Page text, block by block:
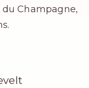
Champagne,